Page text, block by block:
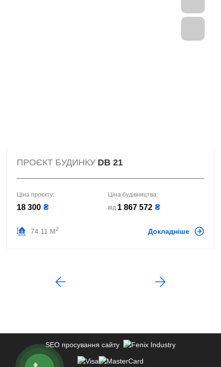
ПРОЄКТ БУДИНКУ DB 21
Ціна проєкту:
18 300 ₴
Ціна будівництва:
від 1 867 572 ₴
74.11 М2 Докладніше
SEO просування сайту